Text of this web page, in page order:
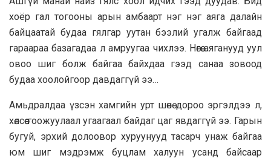
хоёр гал тогооны арын амбаарт нэг нэг аяга далайн
байцаатай будаа гялгар уутан бээлий угалж байгаад
гараараа базагадаа л амруугаа чихлээ. Нѳгѳѳ аяганууд уул
овоо шиг болж байгаа байхдаа гээд санаа зовоод
будаа хоолойгоор давдаггүй ээ…
Амьдралдаа үзсэн хамгийн урт шѳнѳ дороо эргэлдээ л,
хѳлсѳѳ гоожуулаал угаагаал байдаг цаг явдаггүй ээ. Гарын
бугуй, эрхий долоовор хуруунууд тасарч унаж байгаа
юм шиг мэдрэмж буцлам халуун усанд байсаар